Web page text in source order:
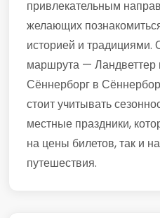
привлекательным
желающих
историей и
маршрута — Ландветтер
Сённерборг в
стоит учитывать
местные праздники,
на цены билетов, так и
путешествия.